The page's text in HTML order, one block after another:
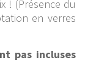
! (Présence du
en verres
pas incluses